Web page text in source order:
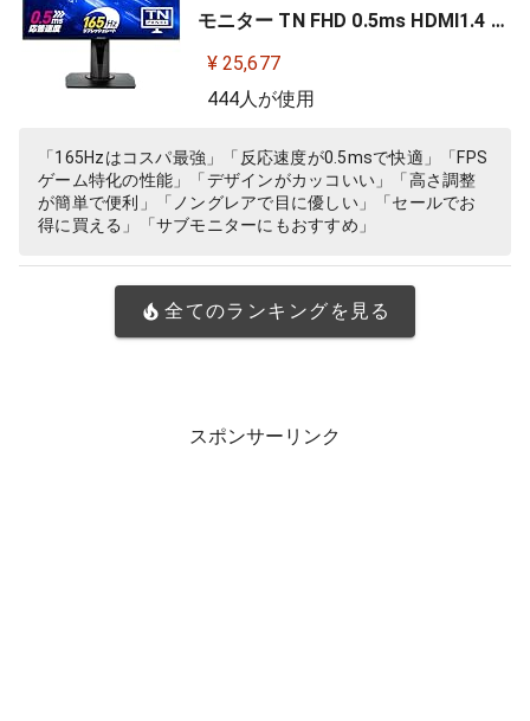
モニター TN FHD 0.5ms HDMI1.4 Di
splayPort1.2 DVI-D スピーカー 高
さ調整 縦横回転 VG258QR-J
¥ 25,677
444人が使用
「165Hzはコスパ最強」「反応速度が0.5msで快適」「FPS
ゲーム特化の性能」「デザインがカッコいい」「高さ調整
が簡単で便利」「ノングレアで目に優しい」「セールでお
得に買える」「サブモニターにもおすすめ」
全てのランキングを見る
スポンサーリンク